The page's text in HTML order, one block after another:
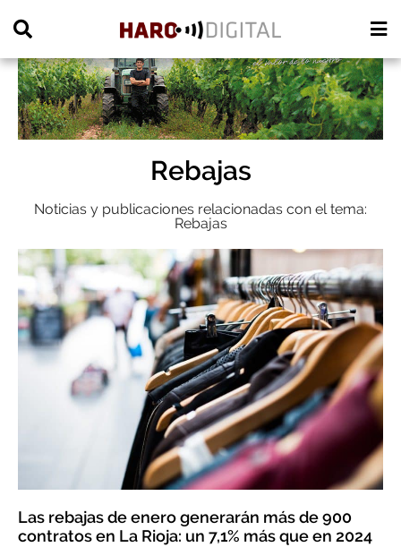
Rebajas
Noticias y publicaciones relacionadas con el tema:
Rebajas
Las rebajas de enero generarán más de 900
contratos en La Rioja: un 7,1% más que en 2024